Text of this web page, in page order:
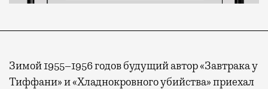
Зимой 1955–1956 годов будущий автор «Завтрака у
Тиффани» и «Хладнокровного убийства» приехал